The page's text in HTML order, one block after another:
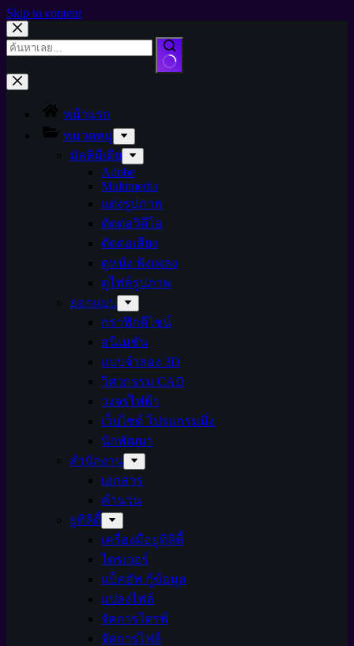
Skip to content
หน้าแรก
หมวดหมู่
มัลติมีเดีย
Adobe
Multimedia
แต่งรูปภาพ
ตัดต่อวิดีโอ
ตัดต่อเสียง
ดูหนัง ฟังเพลง
ดูไฟล์รูปภาพ
ออกแบบ
กราฟิกดีไซน์
อนิเมชัน
แบบจำลอง 3D
วิศวกรรม CAD
วงจรไฟฟ้า
เว็บไซต์ โปรแกรมมิ่ง
นักพัฒนา
สำนักงาน
เอกสาร
คำนวน
ยูทิลิตี้
เครื่องมือยูทิลิตี้
ไดรเวอร์
แบ็คอัพ กู้ข้อมูล
แปลงไฟล์
จัดการไดรฟ์
จัดการไฟล์